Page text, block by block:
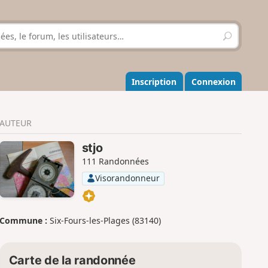
R
e
h
e
r
r
Inscription Connexion
AUTEUR
stjo
111 Randonnées
Visorandonneur
Commune : Six-Fours-les-Plages (83140)
Carte de la randonnée